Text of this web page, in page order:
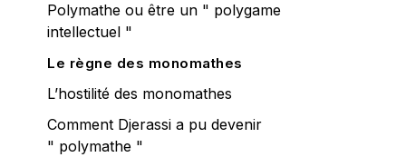
Polymathe ou être un " polygame
intellectuel "
Le règne des monomathes
L’hostilité des monomathes
Comment Djerassi a pu devenir
" polymathe "